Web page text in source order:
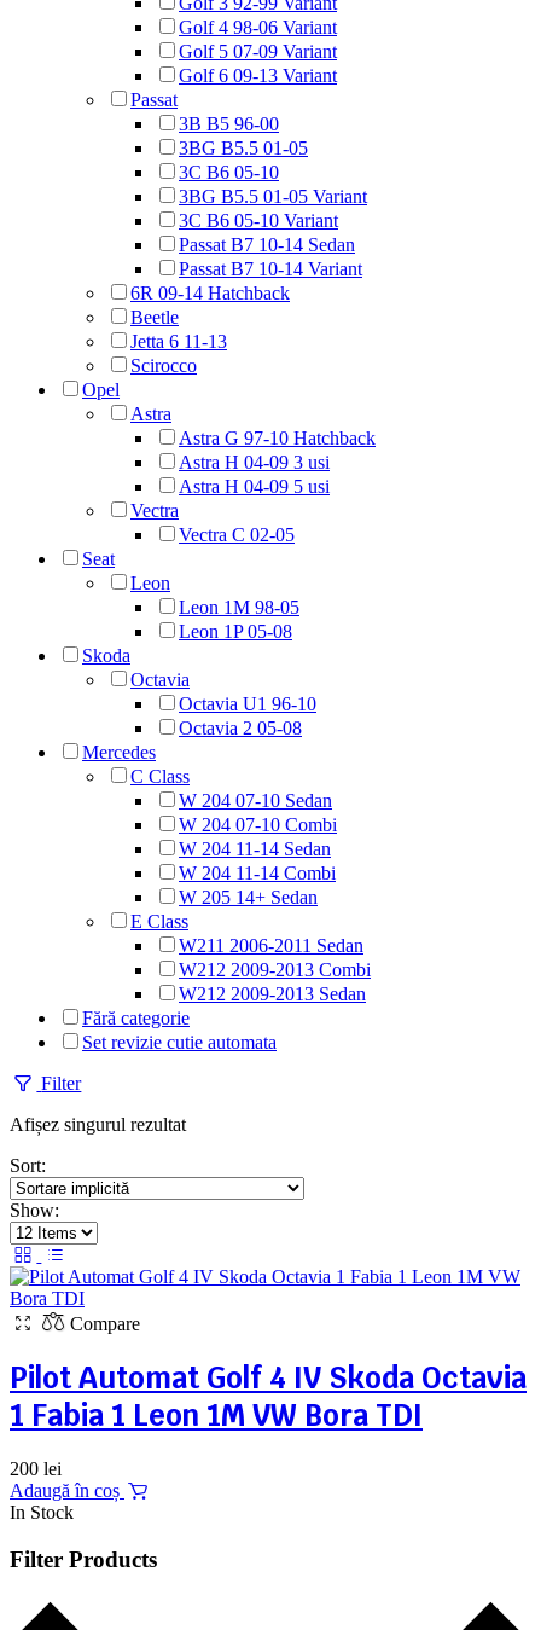
Golf 4 98-06 Variant
Golf 5 07-09 Variant
Golf 6 09-13 Variant
Passat
3B B5 96-00
3BG B5.5 01-05
3C B6 05-10
3BG B5.5 01-05 Variant
3C B6 05-10 Variant
Passat B7 10-14 Sedan
Passat B7 10-14 Variant
6R 09-14 Hatchback
Beetle
Jetta 6 11-13
Scirocco
Opel
Astra
Astra G 97-10 Hatchback
Astra H 04-09 3 usi
Astra H 04-09 5 usi
Vectra
Vectra C 02-05
Seat
Leon
Leon 1M 98-05
Leon 1P 05-08
Skoda
Octavia
Octavia U1 96-10
Octavia 2 05-08
Mercedes
C Class
W 204 07-10 Sedan
W 204 07-10 Combi
W 204 11-14 Sedan
W 204 11-14 Combi
W 205 14+ Sedan
E Class
W211 2006-2011 Sedan
W212 2009-2013 Combi
W212 2009-2013 Sedan
Fără categorie
Set revizie cutie automata
Filter
Afișez singurul rezultat
Sort:
Show:
Compare
Pilot Automat Golf 4 IV Skoda Octavia
1 Fabia 1 Leon 1M VW Bora TDI
200 lei
Adaugă în coș
In Stock
Filter Products